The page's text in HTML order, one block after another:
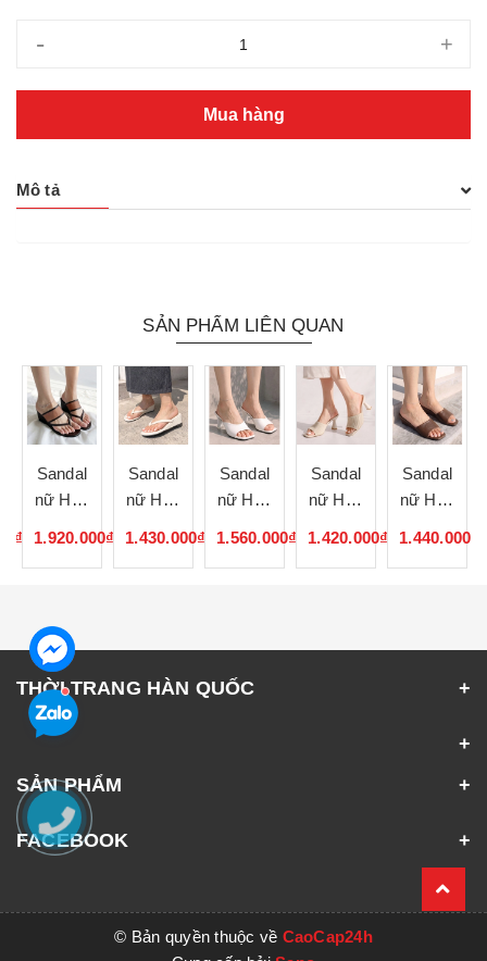
- +
Mua hàng
Mô tả
SẢN PHẨM LIÊN QUAN
Sandal
nữ Hàn
1.920.000₫
Sandal
nữ Hàn
1.430.000₫
Sandal
nữ Hàn
1.560.000₫
Sandal
nữ Hàn
1.420.000₫
Sandal
nữ Hàn
1.440.000₫
THỜI TRANG HÀN QUỐC
SẢN PHẨM
FACEBOOK
© Bản quyền thuộc về CaoCap24h